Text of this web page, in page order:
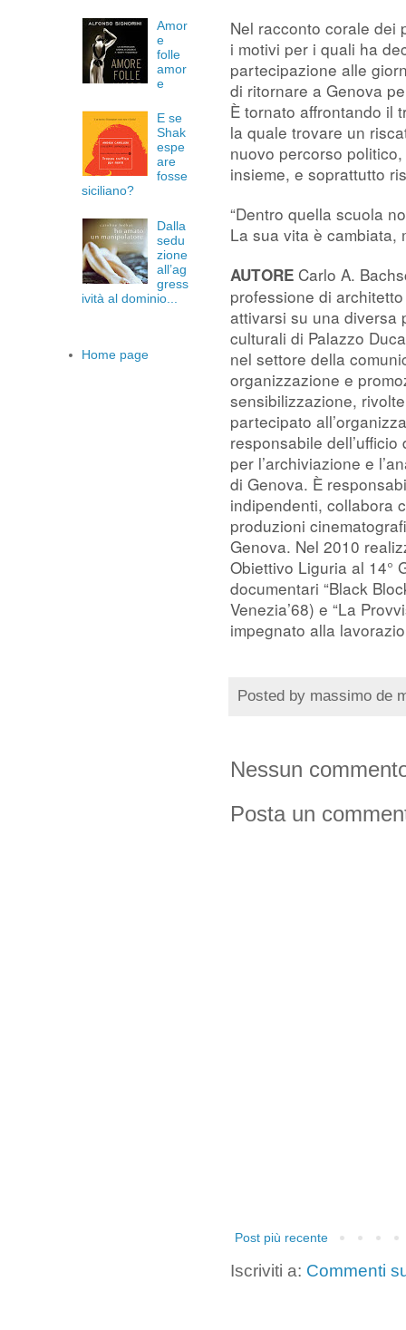
Nel racconto corale dei
i motivi per i quali ha
partecipazione alle
di ritornare a Genova
È tornato affrontando il
la quale trovare un
nuovo percorso
insieme, e soprattutto
“Dentro quella scuola
La sua vita è cambiata,
AUTORE Carlo A.
professione di
attivarsi su una diversa
culturali di Palazzo
nel settore della
organizzazione e
sensibilizzazione,
partecipato
responsabile
per l’archiviazione e
di Genova. È
indipendenti, collabora
produzioni
Genova. Nel 2010
Obiettivo Liguria al 14°
documentari “Black
Venezia’68) e “La
impegnato alla
Posted by massimo de
Nessun
Posta un
Post più recente
Iscriviti a: Commenti
Amor
e
folle
amor
e
E se
Shak
espe
are
fosse
siciliano?
Dalla
sedu
zione
all’ag
gress
ività al dominio...
Home page